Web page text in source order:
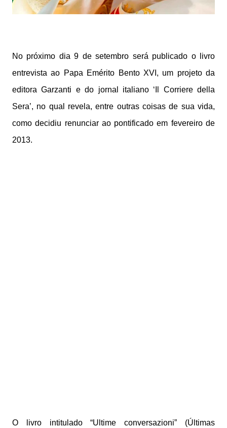
No próximo dia 9 de setembro será publicado o livro
entrevista ao Papa Emérito Bento XVI, um projeto da
editora Garzanti e do jornal italiano ‘Il Corriere della
Sera’, no qual revela, entre outras coisas de sua vida,
como decidiu renunciar ao pontificado em fevereiro de
2013.
O livro intitulado “Ultime conversazioni” (Últimas